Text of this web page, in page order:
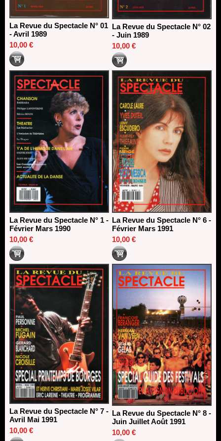
La Revue du Spectacle N° 01
- Avril 1989
10,00 €
La Revue du Spectacle N° 02
- Juin 1989
10,00 €
La Revue du Spectacle N° 1 -
Février Mars 1990
10,00 €
La Revue du Spectacle N° 6 -
Février Mars 1991
10,00 €
La Revue du Spectacle N° 7 -
Avril Mai 1991
10,00 €
La Revue du Spectacle N° 8 -
Juin Juillet Août 1991
10,00 €